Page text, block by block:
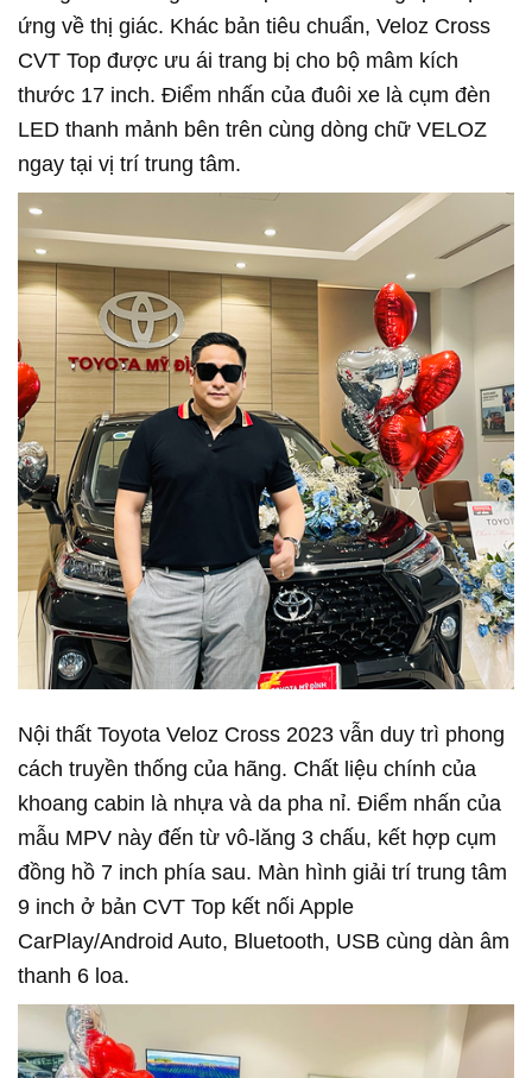
ứng về thị giác. Khác bản tiêu chuẩn, Veloz Cross
CVT Top được ưu ái trang bị cho bộ mâm kích
thước 17 inch. Điểm nhấn của đuôi xe là cụm đèn
LED thanh mảnh bên trên cùng dòng chữ VELOZ
ngay tại vị trí trung tâm.
Nội thất Toyota Veloz Cross 2023 vẫn duy trì phong
cách truyền thống của hãng. Chất liệu chính của
khoang cabin là nhựa và da pha nỉ. Điểm nhấn của
mẫu MPV này đến từ vô-lăng 3 chấu, kết hợp cụm
đồng hồ 7 inch phía sau. Màn hình giải trí trung tâm
9 inch ở bản CVT Top kết nối Apple
CarPlay/Android Auto, Bluetooth, USB cùng dàn âm
thanh 6 loa.